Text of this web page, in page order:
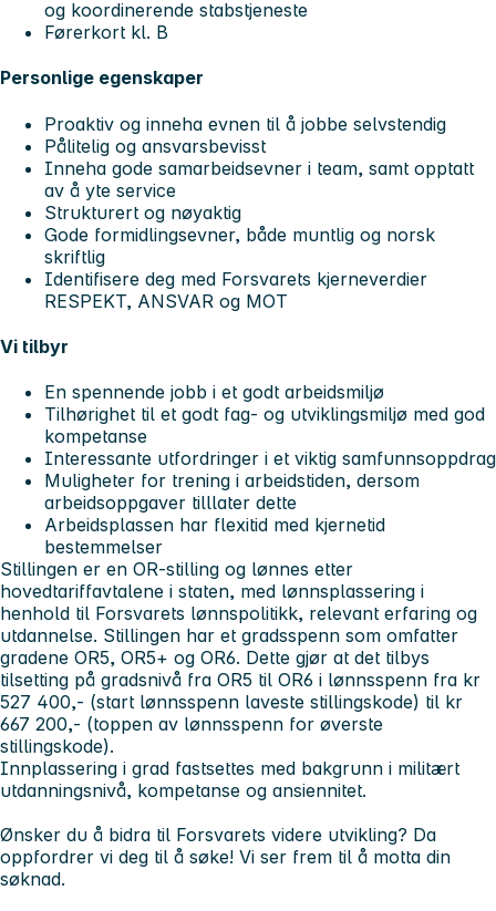
og koordinerende stabstjeneste
Førerkort kl. B
Personlige egenskaper
Proaktiv og inneha evnen til å jobbe selvstendig
Pålitelig og ansvarsbevisst
Inneha gode samarbeidsevner i team, samt opptatt
av å yte service
Strukturert og nøyaktig
Gode formidlingsevner, både muntlig og norsk
skriftlig
Identifisere deg med Forsvarets kjerneverdier
RESPEKT, ANSVAR og MOT
Vi tilbyr
En spennende jobb i et godt arbeidsmiljø
Tilhørighet til et godt fag- og utviklingsmiljø med god
kompetanse
Interessante utfordringer i et viktig samfunnsoppdrag
Muligheter for trening i arbeidstiden, dersom
arbeidsoppgaver tilllater dette
Arbeidsplassen har flexitid med kjernetid
bestemmelser
Stillingen er en OR-stilling og lønnes etter
hovedtariffavtalene i staten, med lønnsplassering i
henhold til Forsvarets lønnspolitikk, relevant erfaring og
utdannelse. Stillingen har et gradsspenn som omfatter
gradene OR5, OR5+ og OR6. Dette gjør at det tilbys
tilsetting på gradsnivå fra OR5 til OR6 i lønnsspenn fra kr
527 400,- (start lønnsspenn laveste stillingskode) til kr
667 200,- (toppen av lønnsspenn for øverste
stillingskode).
Innplassering i grad fastsettes med bakgrunn i militært
utdanningsnivå, kompetanse og ansiennitet.
Ønsker du å bidra til Forsvarets videre utvikling? Da
oppfordrer vi deg til å søke! Vi ser frem til å motta din
søknad.